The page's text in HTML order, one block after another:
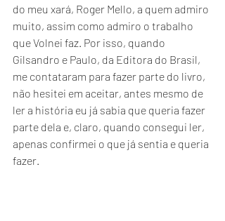
do meu xará, Roger Mello, a quem admiro
muito, assim como admiro o trabalho
que Volnei faz. Por isso, quando
Gilsandro e Paulo, da Editora do Brasil,
me contataram para fazer parte do livro,
não hesitei em aceitar, antes mesmo de
ler a história eu já sabia que queria fazer
parte dela e, claro, quando consegui ler,
apenas confirmei o que já sentia e queria
fazer.